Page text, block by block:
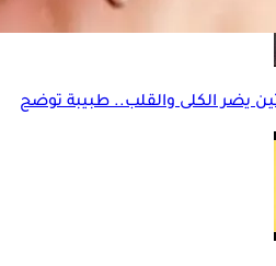
يضر الكلى والقلب.. طبيبة توضح